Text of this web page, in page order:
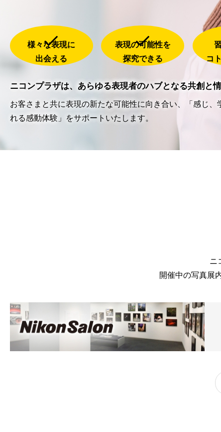
様々な表現に
出会える
表現の可能性を
探究できる
コ
ニコンプラザは、あらゆる表現者のハブとなる共創と情
お客さまと共に表現の新たな可能性に向き合い、「感じ
れる感動体験」をサポートいたします。
ニ
開催中の写真展